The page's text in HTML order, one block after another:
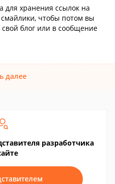
для хранения ссылок на
чтобы потом вы
свой блог или в сообщение
далее
разработчика